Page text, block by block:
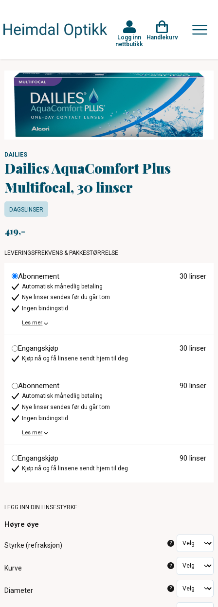
Logg inn
nettbutikk
Handlekurv
DAILIES
Dailies AquaComfort Plus
Multifocal, 30 linser
DAGSLINSER
419
LEVERINGSFREKVENS & PAKKESTØRRELSE
Abonnement 30 linser
Automatisk månedlig betaling
Nye linser sendes før du går tom
Ingen bindingstid
Les mer
Engangskjøp 30 linser
Kjøp nå og få linsene sendt hjem til deg
Abonnement 90 linser
Automatisk månedlig betaling
Nye linser sendes før du går tom
Ingen bindingstid
Les mer
Engangskjøp 90 linser
Kjøp nå og få linsene sendt hjem til deg
LEGG INN DIN LINSESTYRKE:
Høyre øye
Styrke (refraksjon) ?
Kurve ?
Diameter ?